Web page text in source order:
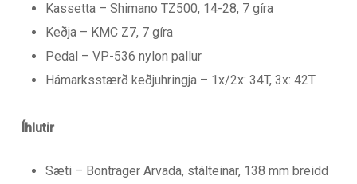
Kassetta – Shimano TZ500, 14-28, 7 gíra
Keðja – KMC Z7, 7 gíra
Pedal – VP-536 nylon pallur
Hámarksstærð keðjuhringja – 1x/2x: 34T, 3x: 42T
Íhlutir
Sæti – Bontrager Arvada, stálteinar, 138 mm breidd